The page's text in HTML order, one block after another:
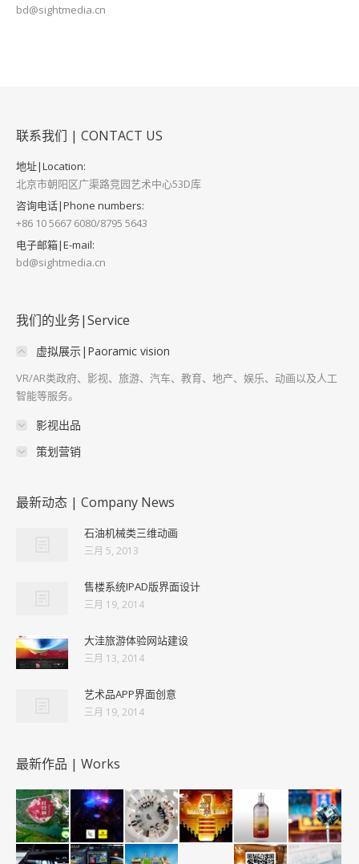
bd@sightmedia.cn
联系我们 | CONTACT US
地址|Location:
北京市朝阳区广渠路竞园艺术中心53D库
咨询电话|Phone numbers:
+86 10 5667 6080/8795 5643
电子邮箱|E-mail:
bd@sightmedia.cn
我们的业务|Service
虚拟展示|Paoramic vision
VR/AR类政府、影视、旅游、汽车、教育、地产、娱乐、动画以及人工
智能等服务。
影视出品
策划营销
最新动态 | Company News
石油机械类三维动画
三月 5, 2013
售楼系统IPAD版界面设计
三月 19, 2014
大洼旅游体验网站建设
三月 13, 2014
艺术品APP界面创意
三月 19, 2014
最新作品 | Works